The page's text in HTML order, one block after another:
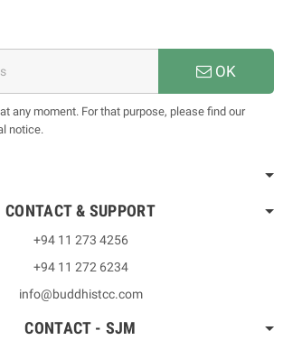
OK
any moment. For that purpose, please find our
notice.
CONTACT & SUPPORT
+94 11 273 4256
+94 11 272 6234
info@buddhistcc.com
CONTACT - SJM